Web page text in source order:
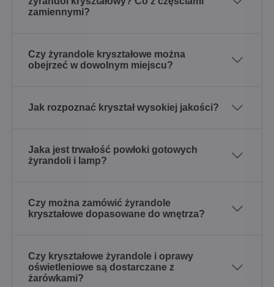
zamiennymi?
Czy żyrandole kryształowe można
obejrzeć w dowolnym miejscu?
Jak rozpoznać kryształ wysokiej jakości?
Jaka jest trwałość powłoki gotowych
żyrandoli i lamp?
Czy można zamówić żyrandole
kryształowe dopasowane do wnętrza?
Czy kryształowe żyrandole i oprawy
oświetleniowe są dostarczane z
żarówkami?